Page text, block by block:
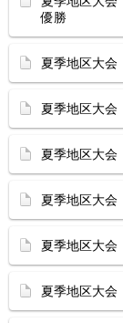
優勝
夏季地区大会
夏季地区大会
夏季地区大会
夏季地区大会
夏季地区大会
夏季地区大会